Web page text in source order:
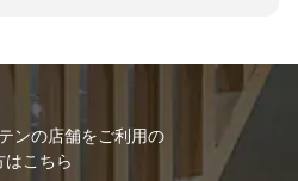
ンの店舗をご利用の
はこちら